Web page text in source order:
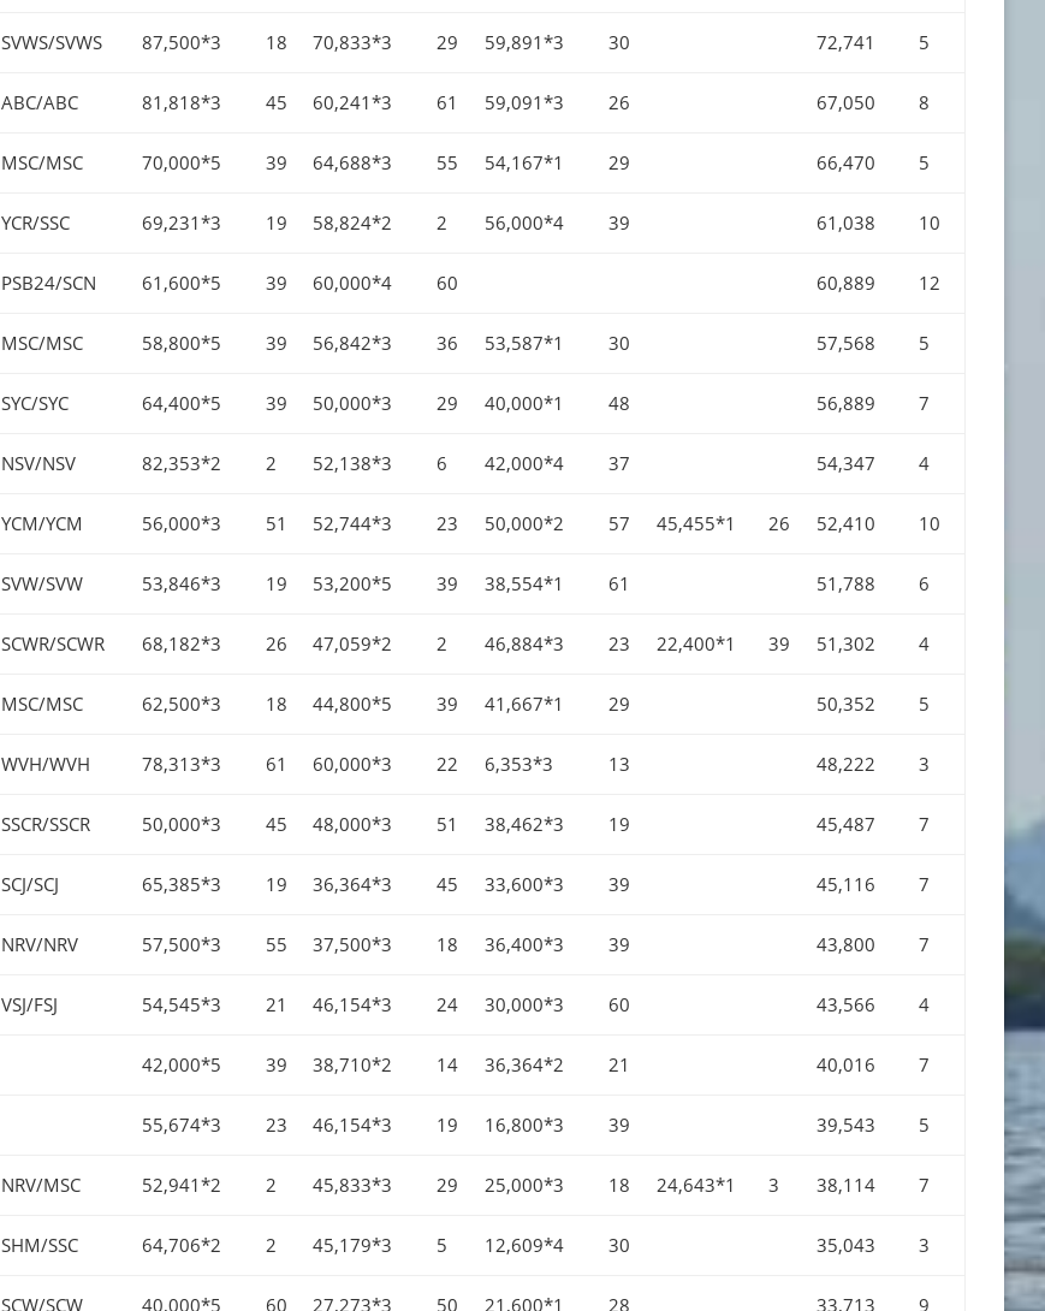
SVWS/SVWS 87,500*3 18 70,833*3 29 59,891*3 30 72,741 5
ABC/ABC 81,818*3 45 60,241*3 61 59,091*3 26 67,050 8
MSC/MSC 70,000*5 39 64,688*3 55 54,167*1 29 66,470 5
YCR/SSC 69,231*3 19 58,824*2 2 56,000*4 39 61,038 10
PSB24/SCN 61,600*5 39 60,000*4 60 60,889 12
MSC/MSC 58,800*5 39 56,842*3 36 53,587*1 30 57,568 5
SYC/SYC 64,400*5 39 50,000*3 29 40,000*1 48 56,889 7
NSV/NSV 82,353*2 2 52,138*3 6 42,000*4 37 54,347 4
YCM/YCM 56,000*3 51 52,744*3 23 50,000*2 57 45,455*1 26 52,410 10
SVW/SVW 53,846*3 19 53,200*5 39 38,554*1 61 51,788 6
SCWR/SCWR 68,182*3 26 47,059*2 2 46,884*3 23 22,400*1 39 51,302 4
MSC/MSC 62,500*3 18 44,800*5 39 41,667*1 29 50,352 5
WVH/WVH 78,313*3 61 60,000*3 22 6,353*3 13 48,222 3
SSCR/SSCR 50,000*3 45 48,000*3 51 38,462*3 19 45,487 7
SCJ/SCJ 65,385*3 19 36,364*3 45 33,600*3 39 45,116 7
NRV/NRV 57,500*3 55 37,500*3 18 36,400*3 39 43,800 7
VSJ/FSJ 54,545*3 21 46,154*3 24 30,000*3 60 43,566 4
42,000*5 39 38,710*2 14 36,364*2 21 40,016 7
55,674*3 23 46,154*3 19 16,800*3 39 39,543 5
NRV/MSC 52,941*2 2 45,833*3 29 25,000*3 18 24,643*1 3 38,114 7
SHM/SSC 64,706*2 2 45,179*3 5 12,609*4 30 35,043 3
SCW/SCW 40,000*5 60 27,273*3 50 21,600*1 28 33,713 9